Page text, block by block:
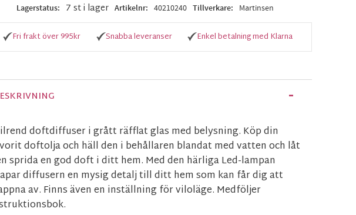
Lagerstatus 7 st i lager Artikelnr 40210240 Tillverkare Martinsen
Fri frakt över 995kr Snabba leveranser Enkel betalning med Klarna
doftdiffuser i grått räfflat glas med belysning. Köp din
doftolja och häll den i behållaren blandat med vatten och låt
sprida en god doft i ditt hem. Med den härliga Led-lampan
diffusern en mysig detalj till ditt hem som kan får dig att
av. Finns även en inställning för viloläge. Medföljer